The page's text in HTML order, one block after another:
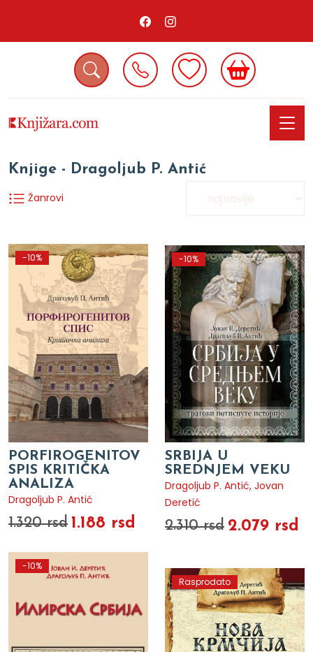
Knjige - Dragoljub P. Antić
Žanrovi
-10%
PORFIROGENITOV
SPIS KRITIČKA
ANALIZA
Dragoljub P. Antić
1.320 rsd 1.188 rsd
-10%
SRBIJA U
SREDNJEM VEKU
Dragoljub P. Antić, Jovan
Deretić
2.310 rsd 2.079 rsd
-10%
Rasprodato